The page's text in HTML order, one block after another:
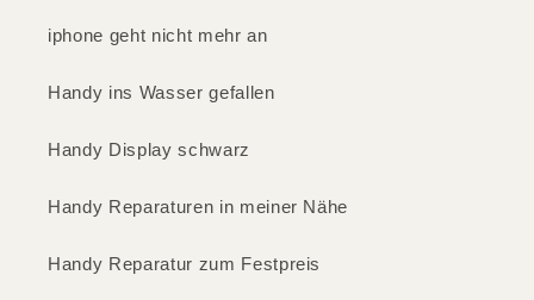
iphone geht nicht mehr an
Handy ins Wasser gefallen
Handy Display schwarz
Handy Reparaturen in meiner Nähe
Handy Reparatur zum Festpreis